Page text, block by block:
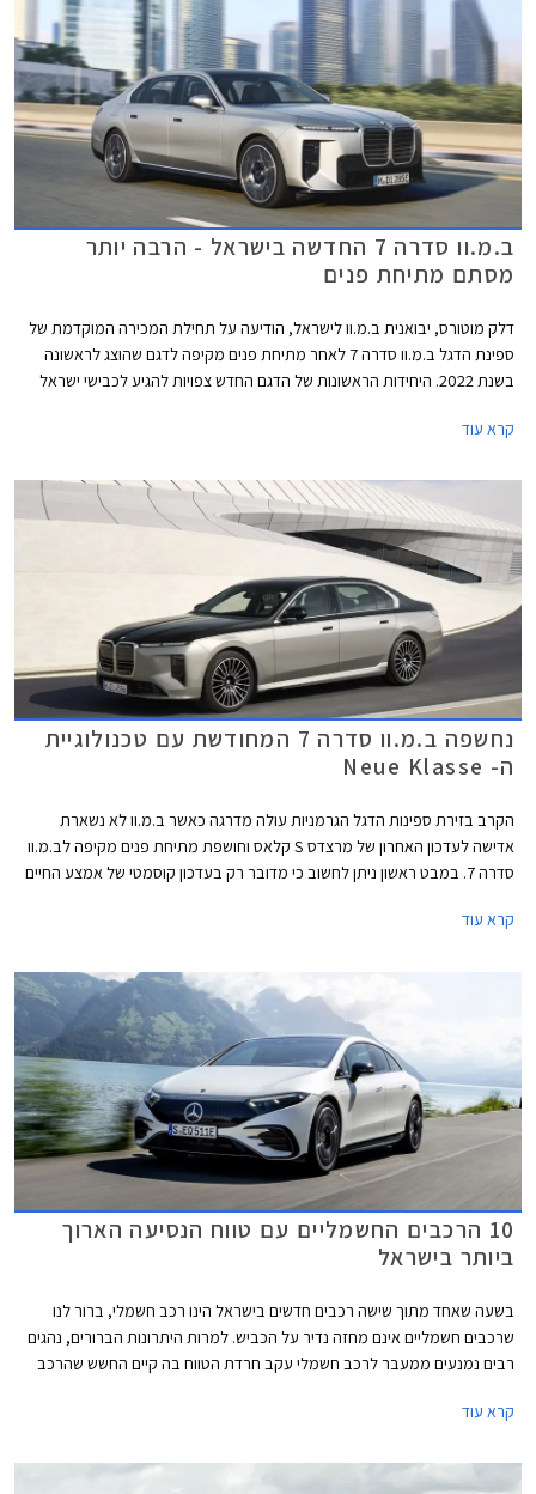
ב.מ.וו סדרה 7 החדשה בישראל - הרבה יותר
מסתם מתיחת פנים
דלק מוטורס, יבואנית ב.מ.וו לישראל, הודיעה על תחילת המכירה המוקדמת של
ספינת הדגל ב.מ.וו סדרה 7 לאחר מתיחת פנים מקיפה לדגם שהוצג לראשונה
בשנת 2022. היחידות הראשונות של הדגם החדש צפויות להגיע לכבישי ישראל
להתחרות במרצדס S קלאס אשר גם היא עודכנה לאחרונה.
קרא עוד
נחשפה ב.מ.וו סדרה 7 המחודשת עם טכנולוגיית
ה- Neue Klasse
הקרב בזירת ספינות הדגל הגרמניות עולה מדרגה כאשר ב.מ.וו לא נשארת
אדישה לעדכון האחרון של מרצדס S קלאס וחושפת מתיחת פנים מקיפה לב.מ.וו
סדרה 7. במבט ראשון ניתן לחשוב כי מדובר רק בעדכון קוסמטי של אמצע החיים
אותה פגשנו בדגמים החשמליים הצעירים של המותג, אם כי שפת העיצוב
קרא עוד
10 הרכבים החשמליים עם טווח הנסיעה הארוך
ביותר בישראל
בשעה שאחד מתוך שישה רכבים חדשים בישראל הינו רכב חשמלי, ברור לנו
שרכבים חשמליים אינם מחזה נדיר על הכביש. למרות היתרונות הברורים, נהגים
רבים נמנעים ממעבר לרכב חשמלי עקב חרדת הטווח בה קיים החשש שהרכב
ליעד. בניגוד לרכבי בנזין ודיזל שאותם ניתן לתדלק במהירות ובקלות לפי הצורך
הסוללה.
קרא עוד